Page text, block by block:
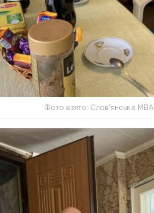
Фото взято: Слов’янська МВА